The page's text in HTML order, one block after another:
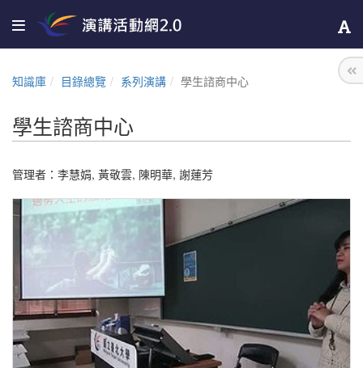
知識庫 目錄總覽 系列演講 學生諮商中心
學生諮商中心
管理者： 李慧娟, 黃敬雲, 陳明華, 謝蓮芳